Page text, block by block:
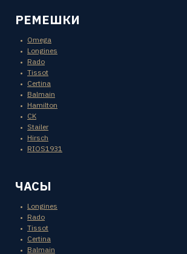
РЕМЕШКИ
Omega
Longines
Rado
Tissot
Certina
Balmain
Hamilton
CK
Stailer
Hirsch
RIOS1931
ЧАСЫ
Longines
Rado
Tissot
Certina
Balmain